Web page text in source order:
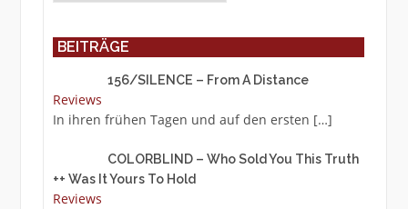
BEITRÄGE
156/SILENCE – From A Distance
Reviews
In ihren frühen Tagen und auf den ersten […]
COLORBLIND – Who Sold You This Truth
++ Was It Yours To Hold
Reviews